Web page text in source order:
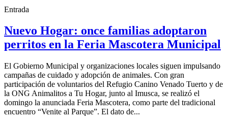
Entrada
Nuevo Hogar: once familias adoptaron
perritos en la Feria Mascotera Municipal
El Gobierno Municipal y organizaciones locales siguen impulsando
campañas de cuidado y adopción de animales. Con gran
participación de voluntarios del Refugio Canino Venado Tuerto y de
la ONG Animalitos a Tu Hogar, junto al Imusca, se realizó el
domingo la anunciada Feria Mascotera, como parte del tradicional
encuentro “Venite al Parque”. El dato de...